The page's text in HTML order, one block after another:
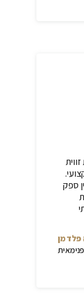
ספק
פלדמן